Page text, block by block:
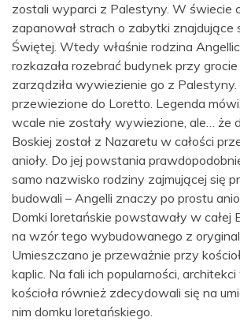
zostali wyparci z Palestyny. W świecie
zapanował strach o zabytki znajdujące
Świętej. Wtedy właśnie rodzina
rozkazała rozebrać budynek przy
zarządziła wywiezienie go z Palestyny.
przewiezione do Loretto. Legenda
wcale nie zostały wywiezione, ale… że
Boskiej został z Nazaretu w całości
anioły. Do jej powstania
samo nazwisko rodziny zajmującej się
budowali – Angelli znaczy po prostu
Domki loretańskie powstawały w całej
na wzór tego wybudowanego z
Umieszczano je przeważnie przy
kaplic. Na fali ich popularności,
kościoła również zdecydowali się na
nim domku loretańskiego.